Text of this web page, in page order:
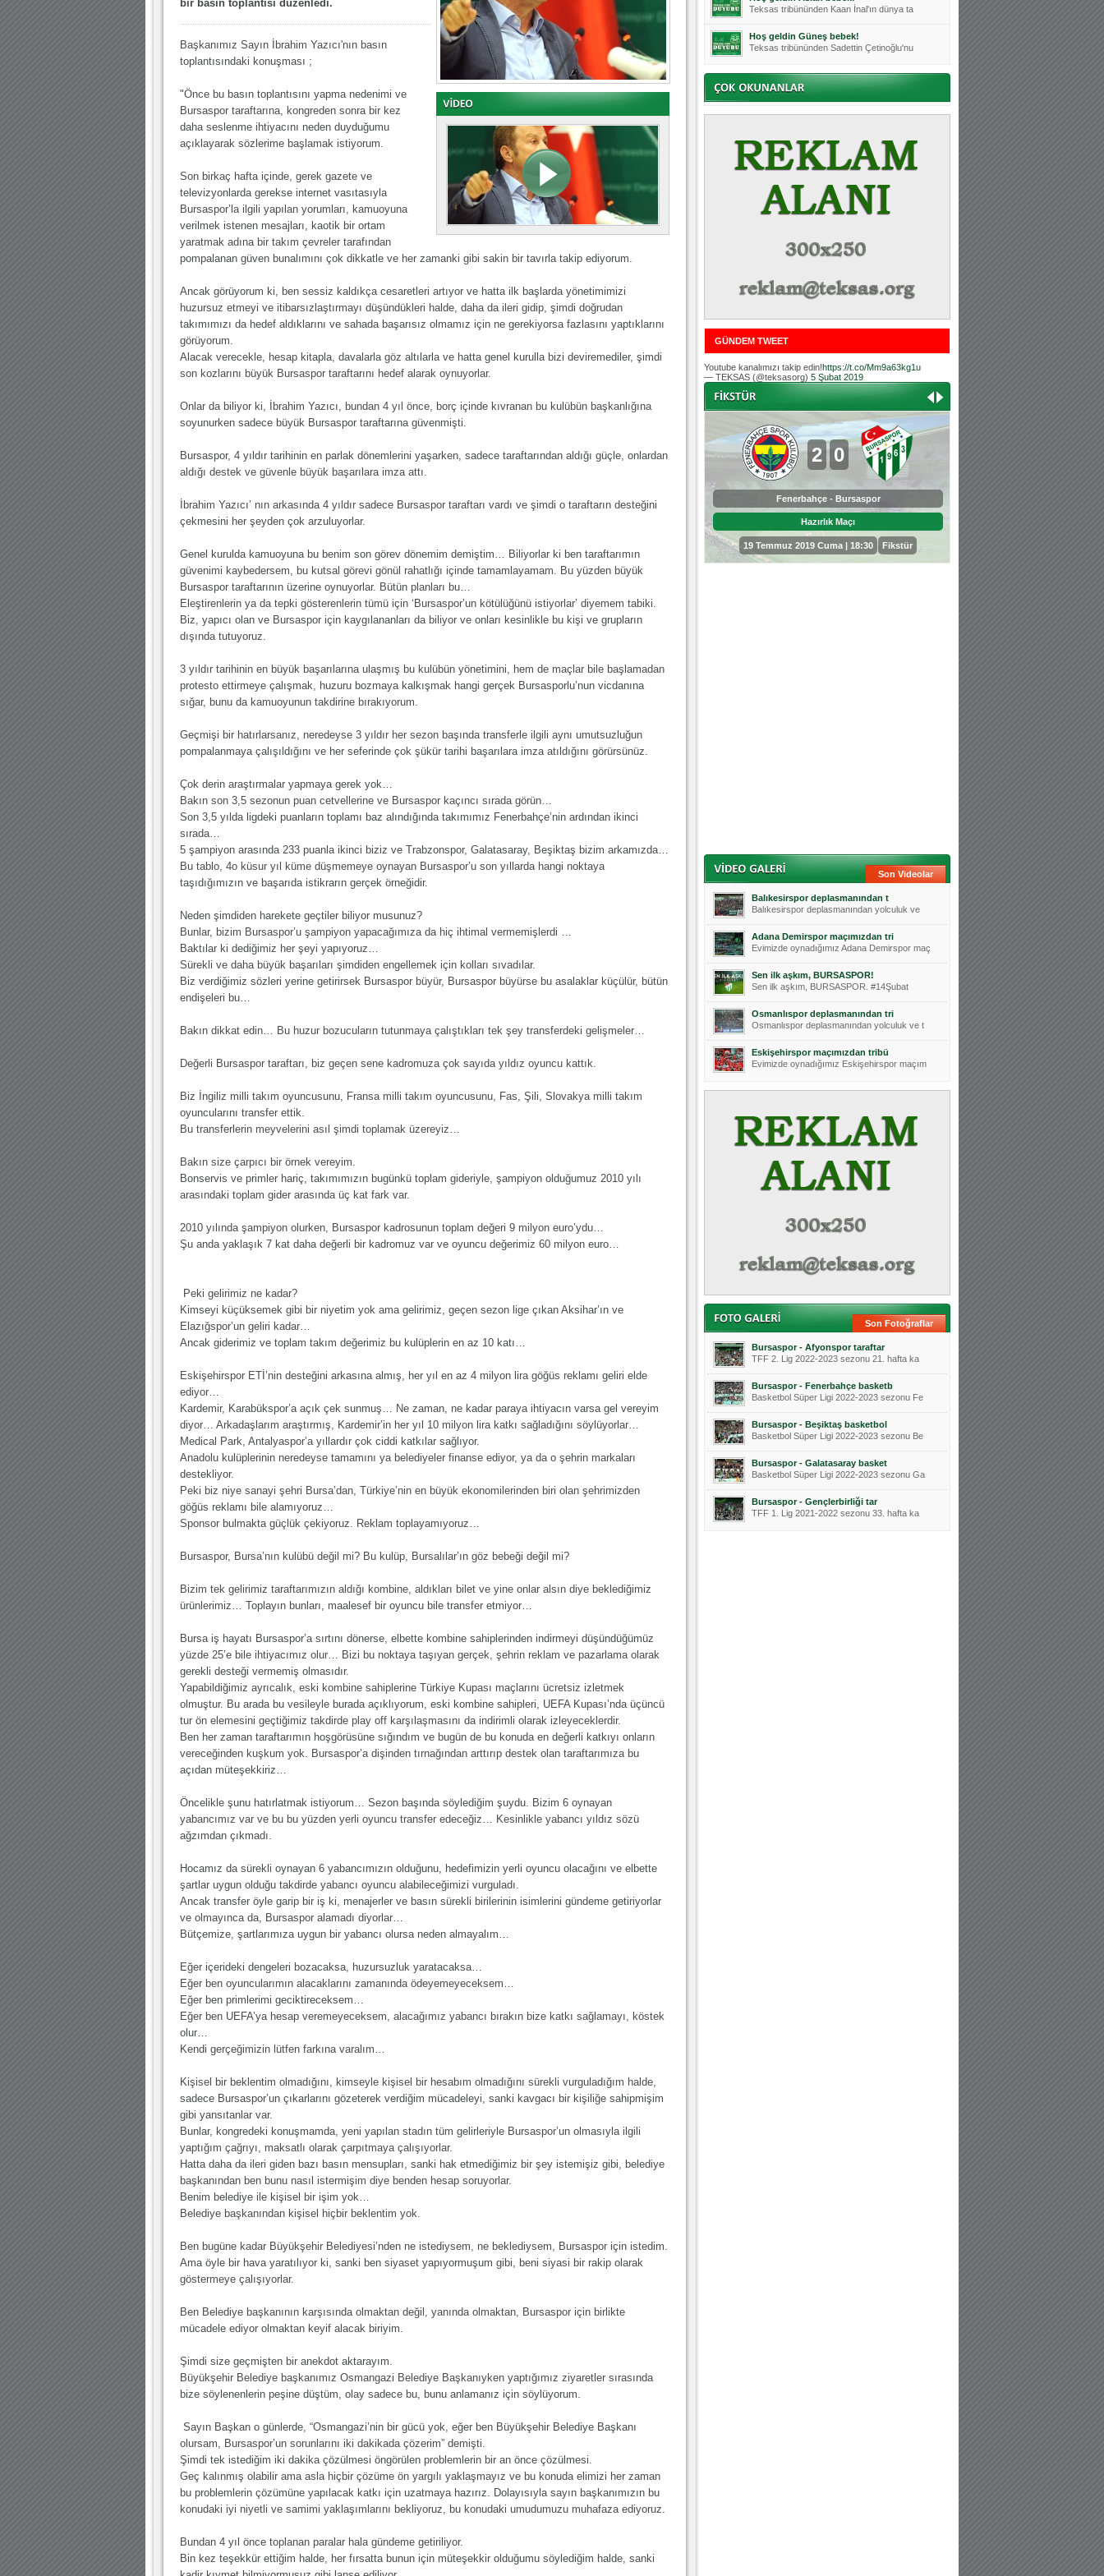
10.04.2023 14:44 |Hoş geldin Göktuğ Bebek!
11.11.2025 14:13 |Hoş geldin Ertuğrul Bebek!
12.10.2025 17:30 |
16.07.2024 14:32 |Hoş geldin Kerem Bebek!
08.01.2024 19:01 |Hoş geldin Aslan bebek!
bir basın toplantısı düzenledi.
Başkanımız Sayın İbrahim Yazıcı'nın basın
toplantısındaki konuşması ;
"Önce bu basın toplantısını yapma nedenimi ve
Bursaspor taraftarına, kongreden sonra bir kez
daha seslenme ihtiyacını neden duyduğumu
açıklayarak sözlerime başlamak istiyorum.
Son birkaç hafta içinde, gerek gazete ve
televizyonlarda gerekse internet vasıtasıyla
Bursaspor’la ilgili yapılan yorumları, kamuoyuna
verilmek istenen mesajları, kaotik bir ortam
yaratmak adına bir takım çevreler tarafından
pompalanan güven bunalımını çok dikkatle ve her zamanki gibi sakin bir tavırla takip ediyorum.
Ancak görüyorum ki, ben sessiz kaldıkça cesaretleri artıyor ve hatta ilk başlarda yönetimimizi
huzursuz etmeyi ve itibarsızlaştırmayı düşündükleri halde, daha da ileri gidip, şimdi doğrudan
takımımızı da hedef aldıklarını ve sahada başarısız olmamız için ne gerekiyorsa fazlasını yaptıklarını
görüyorum.
Alacak verecekle, hesap kitapla, davalarla göz altılarla ve hatta genel kurulla bizi deviremediler, şimdi
son kozlarını büyük Bursaspor taraftarını hedef alarak oynuyorlar.
Onlar da biliyor ki, İbrahim Yazıcı, bundan 4 yıl önce, borç içinde kıvranan bu kulübün başkanlığına
soyunurken sadece büyük Bursaspor taraftarına güvenmişti.
Bursaspor, 4 yıldır tarihinin en parlak dönemlerini yaşarken, sadece taraftarından aldığı güçle, onlardan
aldığı destek ve güvenle büyük başarılara imza attı.
İbrahim Yazıcı’ nın arkasında 4 yıldır sadece Bursaspor taraftarı vardı ve şimdi o taraftarın desteğini
çekmesini her şeyden çok arzuluyorlar.
Genel kurulda kamuoyuna bu benim son görev dönemim demiştim… Biliyorlar ki ben taraftarımın
güvenimi kaybedersem, bu kutsal görevi gönül rahatlığı içinde tamamlayamam. Bu yüzden büyük
Bursaspor taraftarının üzerine oynuyorlar. Bütün planları bu…
Eleştirenlerin ya da tepki gösterenlerin tümü için ‘Bursaspor’un kötülüğünü istiyorlar’ diyemem tabiki.
Biz, yapıcı olan ve Bursaspor için kaygılananları da biliyor ve onları kesinlikle bu kişi ve grupların
dışında tutuyoruz.
3 yıldır tarihinin en büyük başarılarına ulaşmış bu kulübün yönetimini, hem de maçlar bile başlamadan
protesto ettirmeye çalışmak, huzuru bozmaya kalkışmak hangi gerçek Bursasporlu’nun vicdanına
sığar, bunu da kamuoyunun takdirine bırakıyorum.
Geçmişi bir hatırlarsanız, neredeyse 3 yıldır her sezon başında transferle ilgili aynı umutsuzluğun
pompalanmaya çalışıldığını ve her seferinde çok şükür tarihi başarılara imza atıldığını görürsünüz.
Çok derin araştırmalar yapmaya gerek yok…
Bakın son 3,5 sezonun puan cetvellerine ve Bursaspor kaçıncı sırada görün…
Son 3,5 yılda ligdeki puanların toplamı baz alındığında takımımız Fenerbahçe’nin ardından ikinci
sırada…
5 şampiyon arasında 233 puanla ikinci biziz ve Trabzonspor, Galatasaray, Beşiktaş bizim arkamızda…
Bu tablo, 4o küsur yıl küme düşmemeye oynayan Bursaspor’u son yıllarda hangi noktaya
taşıdığımızın ve başarıda istikrarın gerçek örneğidir.
Neden şimdiden harekete geçtiler biliyor musunuz?
Bunlar, bizim Bursaspor’u şampiyon yapacağımıza da hiç ihtimal vermemişlerdi …
Baktılar ki dediğimiz her şeyi yapıyoruz…
Sürekli ve daha büyük başarıları şimdiden engellemek için kolları sıvadılar.
Biz verdiğimiz sözleri yerine getirirsek Bursaspor büyür, Bursaspor büyürse bu asalaklar küçülür, bütün
endişeleri bu…
Bakın dikkat edin… Bu huzur bozucuların tutunmaya çalıştıkları tek şey transferdeki gelişmeler…
Değerli Bursaspor taraftarı, biz geçen sene kadromuza çok sayıda yıldız oyuncu kattık.
Biz İngiliz milli takım oyuncusunu, Fransa milli takım oyuncusunu, Fas, Şili, Slovakya milli takım
oyuncularını transfer ettik.
Bu transferlerin meyvelerini asıl şimdi toplamak üzereyiz…
Bakın size çarpıcı bir örnek vereyim.
Bonservis ve primler hariç, takımımızın bugünkü toplam gideriyle, şampiyon olduğumuz 2010 yılı
arasındaki toplam gider arasında üç kat fark var.
2010 yılında şampiyon olurken, Bursaspor kadrosunun toplam değeri 9 milyon euro’ydu…
Şu anda yaklaşık 7 kat daha değerli bir kadromuz var ve oyuncu değerimiz 60 milyon euro…
Peki gelirimiz ne kadar?
Kimseyi küçüksemek gibi bir niyetim yok ama gelirimiz, geçen sezon lige çıkan Aksihar’ın ve
Elazığspor’un geliri kadar…
Ancak giderimiz ve toplam takım değerimiz bu kulüplerin en az 10 katı…
Eskişehirspor ETİ’nin desteğini arkasına almış, her yıl en az 4 milyon lira göğüs reklamı geliri elde
ediyor…
Kardemir, Karabükspor’a açık çek sunmuş… Ne zaman, ne kadar paraya ihtiyacın varsa gel vereyim
diyor… Arkadaşlarım araştırmış, Kardemir’in her yıl 10 milyon lira katkı sağladığını söylüyorlar…
Medical Park, Antalyaspor’a yıllardır çok ciddi katkılar sağlıyor.
Anadolu kulüplerinin neredeyse tamamını ya belediyeler finanse ediyor, ya da o şehrin markaları
destekliyor.
Peki biz niye sanayi şehri Bursa’dan, Türkiye’nin en büyük ekonomilerinden biri olan şehrimizden
göğüs reklamı bile alamıyoruz…
Sponsor bulmakta güçlük çekiyoruz. Reklam toplayamıyoruz…
Bursaspor, Bursa’nın kulübü değil mi? Bu kulüp, Bursalılar’ın göz bebeği değil mi?
Bizim tek gelirimiz taraftarımızın aldığı kombine, aldıkları bilet ve yine onlar alsın diye beklediğimiz
ürünlerimiz… Toplayın bunları, maalesef bir oyuncu bile transfer etmiyor…
Bursa iş hayatı Bursaspor’a sırtını dönerse, elbette kombine sahiplerinden indirmeyi düşündüğümüz
yüzde 25’e bile ihtiyacımız olur… Bizi bu noktaya taşıyan gerçek, şehrin reklam ve pazarlama olarak
gerekli desteği vermemiş olmasıdır.
Yapabildiğimiz ayrıcalık, eski kombine sahiplerine Türkiye Kupası maçlarını ücretsiz izletmek
olmuştur. Bu arada bu vesileyle burada açıklıyorum, eski kombine sahipleri, UEFA Kupası’nda üçüncü
tur ön elemesini geçtiğimiz takdirde play off karşılaşmasını da indirimli olarak izleyeceklerdir.
Ben her zaman taraftarımın hoşgörüsüne sığındım ve bugün de bu konuda en değerli katkıyı onların
vereceğinden kuşkum yok. Bursaspor’a dişinden tırnağından arttırıp destek olan taraftarımıza bu
açıdan müteşekkiriz…
Öncelikle şunu hatırlatmak istiyorum… Sezon başında söylediğim şuydu. Bizim 6 oynayan
yabancımız var ve bu bu yüzden yerli oyuncu transfer edeceğiz… Kesinlikle yabancı yıldız sözü
ağzımdan çıkmadı.
Hocamız da sürekli oynayan 6 yabancımızın olduğunu, hedefimizin yerli oyuncu olacağını ve elbette
şartlar uygun olduğu takdirde yabancı oyuncu alabileceğimizi vurguladı.
Ancak transfer öyle garip bir iş ki, menajerler ve basın sürekli birilerinin isimlerini gündeme getiriyorlar
ve olmayınca da, Bursaspor alamadı diyorlar…
Bütçemize, şartlarımıza uygun bir yabancı olursa neden almayalım…
Eğer içerideki dengeleri bozacaksa, huzursuzluk yaratacaksa…
Eğer ben oyuncularımın alacaklarını zamanında ödeyemeyeceksem…
Eğer ben primlerimi geciktireceksem…
Eğer ben UEFA’ya hesap veremeyeceksem, alacağımız yabancı bırakın bize katkı sağlamayı, köstek
olur…
Kendi gerçeğimizin lütfen farkına varalım…
Kişisel bir beklentim olmadığını, kimseyle kişisel bir hesabım olmadığını sürekli vurguladığım halde,
sadece Bursaspor’un çıkarlarını gözeterek verdiğim mücadeleyi, sanki kavgacı bir kişiliğe sahipmişim
gibi yansıtanlar var.
Bunlar, kongredeki konuşmamda, yeni yapılan stadın tüm gelirleriyle Bursaspor’un olmasıyla ilgili
yaptığım çağrıyı, maksatlı olarak çarpıtmaya çalışıyorlar.
Hatta daha da ileri giden bazı basın mensupları, sanki hak etmediğimiz bir şey istemişiz gibi, belediye
başkanından ben bunu nasıl istermişim diye benden hesap soruyorlar.
Benim belediye ile kişisel bir işim yok…
Belediye başkanından kişisel hiçbir beklentim yok.
Ben bugüne kadar Büyükşehir Belediyesi’nden ne istediysem, ne beklediysem, Bursaspor için istedim.
Ama öyle bir hava yaratılıyor ki, sanki ben siyaset yapıyormuşum gibi, beni siyasi bir rakip olarak
göstermeye çalışıyorlar.
Ben Belediye başkanının karşısında olmaktan değil, yanında olmaktan, Bursaspor için birlikte
mücadele ediyor olmaktan keyif alacak biriyim.
Şimdi size geçmişten bir anekdot aktarayım.
Büyükşehir Belediye başkanımız Osmangazi Belediye Başkanıyken yaptığımız ziyaretler sırasında
bize söylenenlerin peşine düştüm, olay sadece bu, bunu anlamanız için söylüyorum.
Sayın Başkan o günlerde, “Osmangazi’nin bir gücü yok, eğer ben Büyükşehir Belediye Başkanı
olursam, Bursaspor’un sorunlarını iki dakikada çözerim” demişti.
Şimdi tek istediğim iki dakika çözülmesi öngörülen problemlerin bir an önce çözülmesi.
Geç kalınmış olabilir ama asla hiçbir çözüme ön yargılı yaklaşmayız ve bu konuda elimizi her zaman
bu problemlerin çözümüne yapılacak katkı için uzatmaya hazırız. Dolayısıyla sayın başkanımızın bu
konudaki iyi niyetli ve samimi yaklaşımlarını bekliyoruz, bu konudaki umudumuzu muhafaza ediyoruz.
Bundan 4 yıl önce toplanan paralar hala gündeme getiriliyor.
Bin kez teşekkür ettiğim halde, her fırsatta bunun için müteşekkir olduğumu söylediğim halde, sanki
Teksas tribününden Kaan İnal'ın dünya ta
Hoş geldin Güneş bebek!
Teksas tribününden Sadettin Çetinoğlu'nu
Mutluluklar Ceyhun Tetik
Teksas tribünlerinin sevilen isimlerinde
Bursasporumuzun önü açılsın is
Hoş geldin Alaz Bebek!
Teksas.org sistem yöneticisi, ekibimizin
Hoş geldin Göktuğ Bebek!
Teksas.org ekibimizden ve tribünlerimizi
Teksas tribünlerinden Basri İleri'nin dü
Hoş geldin Kerem Bebek!
Tribünlerimizden Mesut Ulusoy'un (Duka)
Hoş geldin Aslan bebek!
Teksas tribününden Kaan İnal'ın dünya ta
Hoş geldin Güneş bebek!
Teksas tribününden Sadettin Çetinoğlu'nu
GÜNDEM TWEET
Youtube kanalımızı takip edin!https://t.co/Mm9a63kg1u
— TEKSAS (@teksasorg) 5 Şubat 2019
- -
Bursaspor - Altınordu
2 0
Fenerbahçe - Bursaspor
Hazırlık Maçı
19 Temmuz 2019 Cuma | 18:30 Fikstür
0 3
Bursaspor - Sepahan
Hazırlık Maçı
25 Temmuz 2019 Perşembe |
Son Videolar
Balıkesirspor deplasmanından t
Balıkesirspor deplasmanından yolculuk ve
Adana Demirspor maçımızdan tri
Evimizde oynadığımız Adana Demirspor maç
Sen ilk aşkım, BURSASPOR!
Sen ilk aşkım, BURSASPOR. #14Şubat
Osmanlıspor deplasmanından tri
Osmanlıspor deplasmanından yolculuk ve t
Eskişehirspor maçımızdan tribü
Evimizde oynadığımız Eskişehirspor maçım
Son Fotoğraflar
Bursaspor - Afyonspor taraftar
TFF 2. Lig 2022-2023 sezonu 21. hafta ka
Bursaspor - Fenerbahçe basketb
Basketbol Süper Ligi 2022-2023 sezonu Fe
Bursaspor - Beşiktaş basketbol
Basketbol Süper Ligi 2022-2023 sezonu Be
Bursaspor - Galatasaray basket
Basketbol Süper Ligi 2022-2023 sezonu Ga
Bursaspor - Gençlerbirliği tar
TFF 1. Lig 2021-2022 sezonu 33. hafta ka